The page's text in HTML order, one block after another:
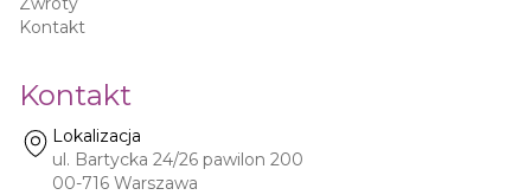
Kontakt
Kontakt
Lokalizacja
ul. Bartycka 24/26 pawilon 200
00-716 Warszawa